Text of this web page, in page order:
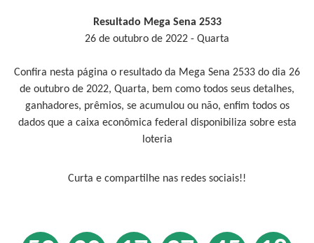
Resultado Mega Sena 2533
26 de outubro de 2022 - Quarta
Confira nesta página o resultado da Mega Sena 2533 do dia 26
de outubro de 2022, Quarta, bem como todos seus detalhes,
ganhadores, prêmios, se acumulou ou não, enfim todos os
dados que a caixa econômica federal disponibiliza sobre esta
loteria
Curta e compartilhe nas redes sociais!!